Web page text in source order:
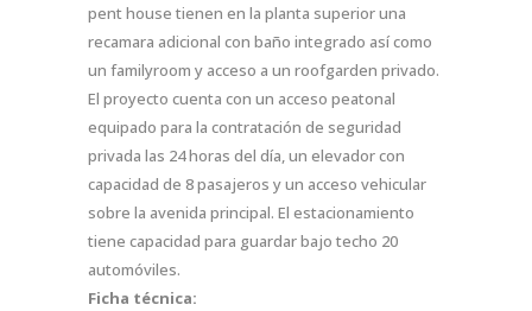
pent house tienen en la planta superior una
recamara adicional con baño integrado así como
un familyroom y acceso a un roofgarden privado.
El proyecto cuenta con un acceso peatonal
equipado para la contratación de seguridad
privada las 24 horas del día, un elevador con
capacidad de 8 pasajeros y un acceso vehicular
sobre la avenida principal. El estacionamiento
tiene capacidad para guardar bajo techo 20
automóviles.
Ficha técnica: